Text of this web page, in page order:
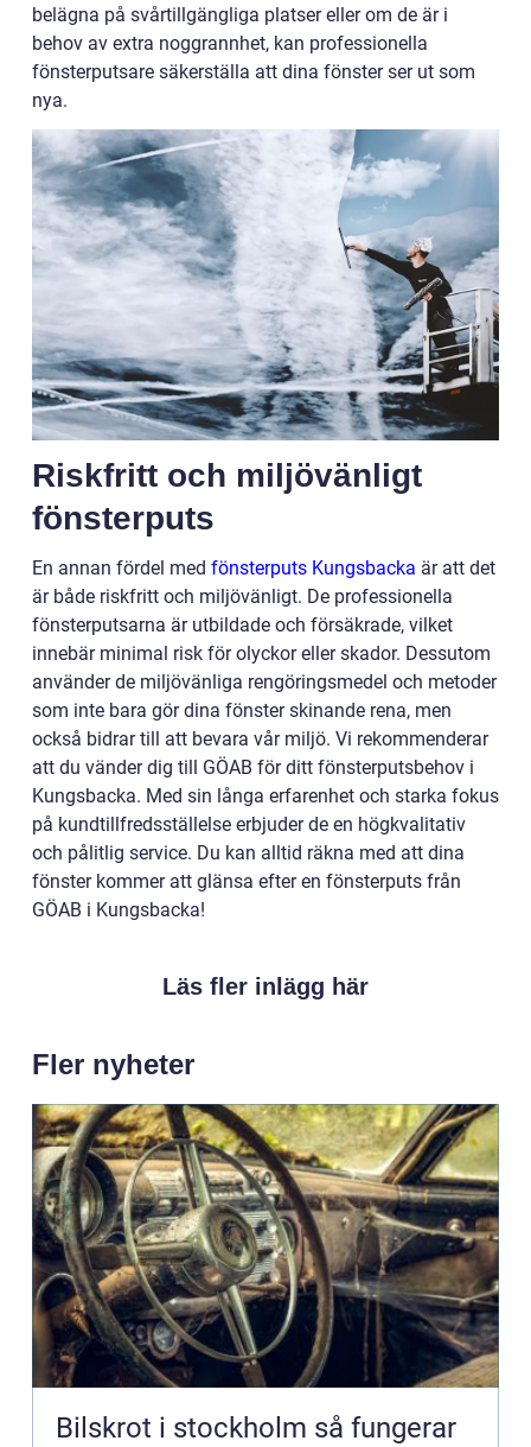
belägna på svårtillgängliga platser eller om de är i
behov av extra noggrannhet, kan professionella
fönsterputsare säkerställa att dina fönster ser ut som
nya.
Riskfritt och miljövänligt
fönsterputs
En annan fördel med fönsterputs Kungsbacka är att det
är både riskfritt och miljövänligt. De professionella
fönsterputsarna är utbildade och försäkrade, vilket
innebär minimal risk för olyckor eller skador. Dessutom
använder de miljövänliga rengöringsmedel och metoder
som inte bara gör dina fönster skinande rena, men
också bidrar till att bevara vår miljö. Vi rekommenderar
att du vänder dig till GÖAB för ditt fönsterputsbehov i
Kungsbacka. Med sin långa erfarenhet och starka fokus
på kundtillfredsställelse erbjuder de en högkvalitativ
och pålitlig service. Du kan alltid räkna med att dina
fönster kommer att glänsa efter en fönsterputs från
GÖAB i Kungsbacka!
Läs fler inlägg här
Fler nyheter
Bilskrot i stockholm så fungerar